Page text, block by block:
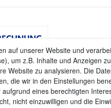
auf unserer Website und
um z.B. Inhalte und Anzeigen
Website zu analysieren. Die
die wir in den Einstellungen
eines berechtigten
nicht einzuwilligen und die